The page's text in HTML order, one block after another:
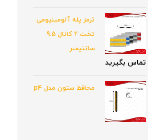
ترمز پله آلومینیومی
تخت 2 کانال 9.5
سانتیمتر
تماس بگیرید
محافظ ستون مدل p4